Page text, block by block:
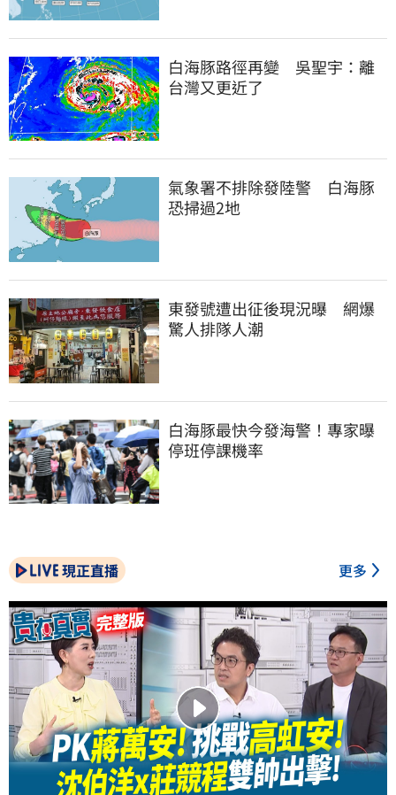
白海豚路徑再變　吳聖宇：離
台灣又更近了
氣象署不排除發陸警　白海豚
恐掃過2地
東發號遭出征後現況曝　網爆
驚人排隊人潮
白海豚最快今發海警！專家曝
停班停課機率
現正直播 更多